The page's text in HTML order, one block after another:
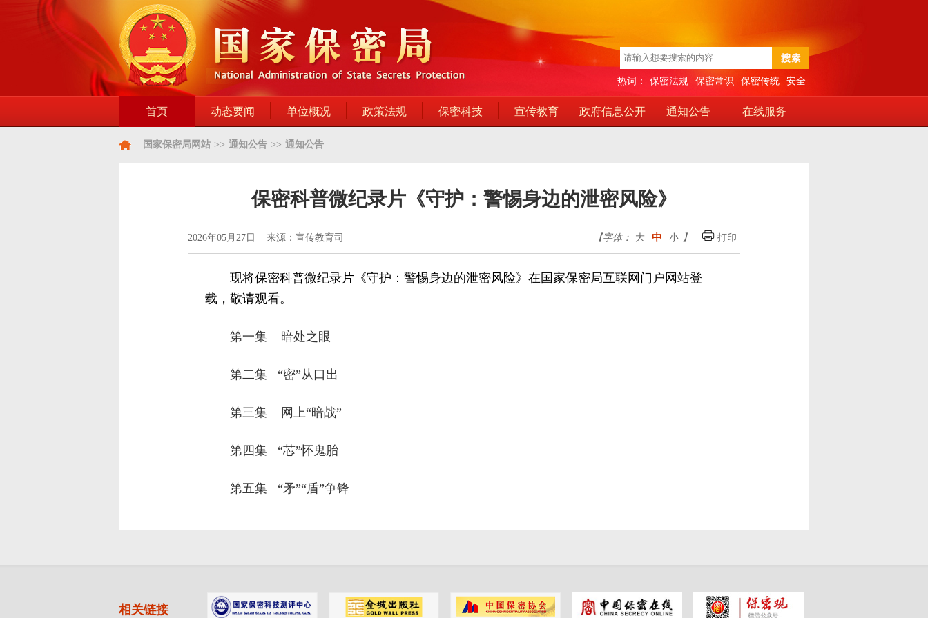
热词： 保密法规 保密常识 保密传统 安全
首页 动态要闻 单位概况 政策法规 保密科技 宣传教育 政府信息公开 通知公告 在线服务
国家保密局网站 >> 通知公告 >> 通知公告
保密科普微纪录片《守护：警惕身边的泄密风险》
2026年05月27日 来源：宣传教育司 【字体： 大 中 小 】 打印
现将保密科普微纪录片《守护：警惕身边的泄密风险》在国家保密局互联网门户网站登
载，敬请观看。
第一集 暗处之眼
第二集 “密”从口出
第三集 网上“暗战”
第四集 “芯”怀鬼胎
第五集 “矛”“盾”争锋
相关链接